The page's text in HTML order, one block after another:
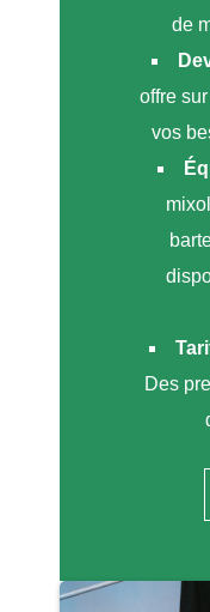
de
offre
vos
Des